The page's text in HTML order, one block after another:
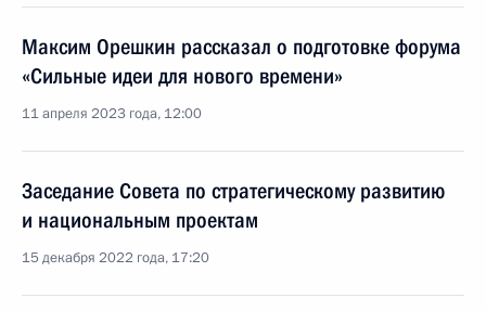
Максим Орешкин рассказал о подготовке форума
«Сильные идеи для нового времени»
11 апреля 2023 года, 12:00
Заседание Совета по стратегическому развитию
и национальным проектам
15 декабря 2022 года, 17:20